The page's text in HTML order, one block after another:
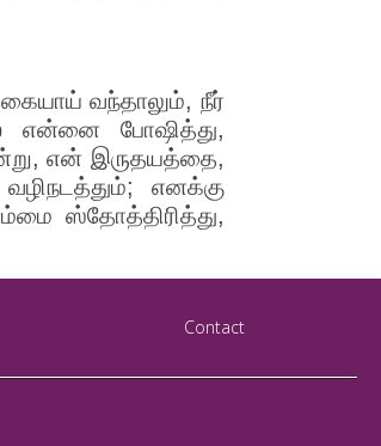
வந்தாலும், நீர்
என்னை போஷித்து,
என் இருதயத்தை,
எனக்கு
ஸ்தோத்திரித்து,
Contact